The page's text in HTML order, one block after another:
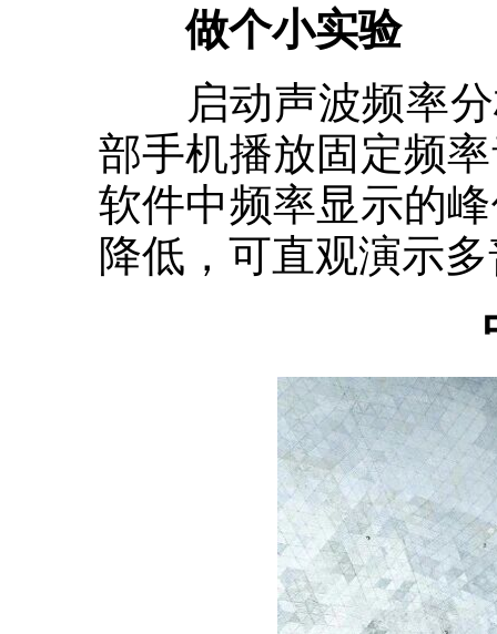
做个小实验
启动声波频率分
部手机播放固定频
软件中频率显示的
降低，可直观演示